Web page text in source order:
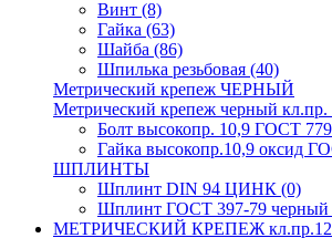
Винт (8)
Гайка (63)
Шайба (86)
Шпилька резьбовая (40)
Метрический крепеж ЧЕРНЫЙ
Метрический крепеж черный кл.пр.
Болт высокопр. 10,9 ГОСТ
Гайка высокопр.10,9 оксид
ШПЛИНТЫ
Шплинт DIN 94 ЦИНК (0)
Шплинт ГОСТ 397-79 черный
МЕТРИЧЕСКИЙ КРЕПЕЖ